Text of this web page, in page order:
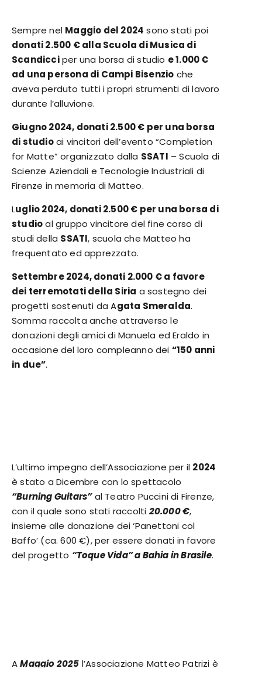
Sempre nel Maggio del 2024 sono stati poi
donati 2.500 € alla Scuola di Musica di
Scandicciper una borsa di studio e 1.000 €
ad una persona di Campi Bisenzio che
aveva perduto tutti i propri strumenti di lavoro
durante l’alluvione.
Giugno 2024, donati 2.500 € per una borsa
di studioai vincitori dell’evento “Completion
for Matte” organizzato dalla SSATI –Scuola di
Scienze Aziendali e Tecnologie Industriali di
Firenze in memoria di Matteo.
Luglio 2024, donati 2.500 € per una borsa di
studioal gruppo vincitore del fine corso di
studi della SSATI, scuola che Matteo ha
frequentato ed apprezzato.
Settembre 2024, donati 2.000 € a favore
dei terremotati della Siria a sostegno dei
progetti sostenuti da Agata Smeralda.
Somma raccolta anche attraverso le
donazioni degli amici di Manuela ed Eraldo in
occasione del loro compleanno dei “150 anni
in due”.
L’ultimo impegno dell’Associazione per il 2024
è stato a Dicembre con lo spettacolo
“Burning Guitars”al Teatro Puccini di Firenze,
con il quale sono stati raccolti 20.000 €,
insieme alle donazione dei ‘Panettoni col
Baffo’ (ca. 600 €), per essere donati in favore
del progetto “Toque Vida” a Bahia in Brasile.
AMaggio 2025 l’Associazione Matteo Patrizi è